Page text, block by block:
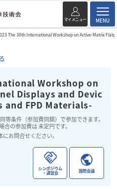
マイメニュー MENU
The 30th International Workshop on Active-Matrix
Workshop on
Displays and Devic
and FPD Materials-
等条件（参加費同額）で参加できます。
の参加費は 未定円です。
お問合せください。
シンポジウム
・講習会 国際会議